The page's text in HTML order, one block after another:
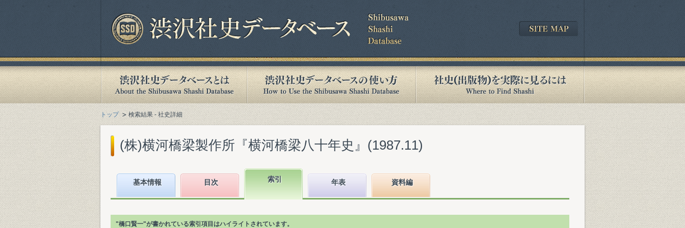
トップ 検索結果 - 社史詳細
(株)横河橋梁製作所『横河橋梁八十年史』(1987.11)
基本情報 目次 索引 年表 資料編
"橋口賢一"が書かれている索引項目はハイライトされています。